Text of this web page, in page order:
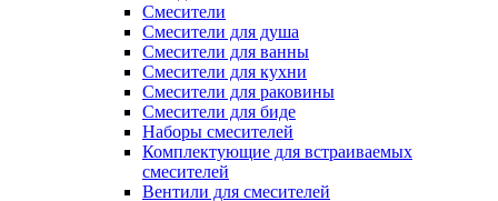
Смесители
Смесители для душа
Смесители для ванны
Смесители для кухни
Смесители для раковины
Смесители для биде
Наборы смесителей
Комплектующие для встраиваемых
смесителей
Вентили для смесителей